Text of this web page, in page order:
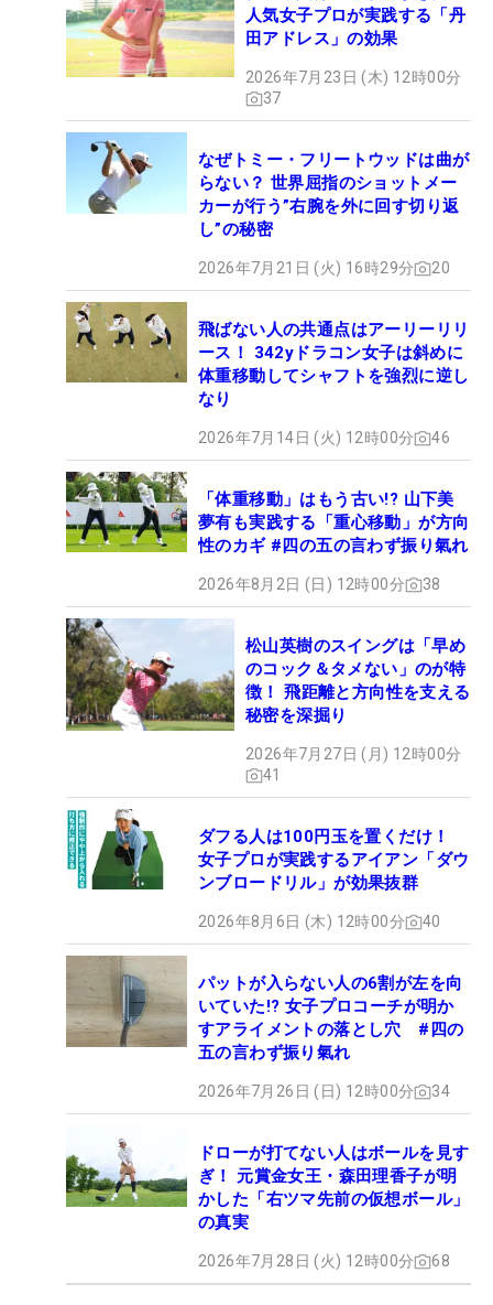
人気女子プロが実践する「丹
田アドレス」の効果
2026年7月23日 (木) 12時00分
37
なぜトミー・フリートウッドは曲が
らない？ 世界屈指のショットメー
カーが行う”右腕を外に回す切り返
し”の秘密
2026年7月21日 (火) 16時29分 20
飛ばない人の共通点はアーリーリリ
ース！ 342yドラコン女子は斜めに
体重移動してシャフトを強烈に逆し
なり
2026年7月14日 (火) 12時00分 46
「体重移動」はもう古い!? 山下美
夢有も実践する「重心移動」が方向
性のカギ #四の五の言わず振り氣れ
2026年8月2日 (日) 12時00分 38
松山英樹のスイングは「早め
のコック＆タメない」のが特
徴！ 飛距離と方向性を支える
秘密を深掘り
2026年7月27日 (月) 12時00分
41
ダフる人は100円玉を置くだけ！
女子プロが実践するアイアン「ダウ
ンブロードリル」が効果抜群
2026年8月6日 (木) 12時00分 40
パットが入らない人の6割が左を向
いていた!? 女子プロコーチが明か
すアライメントの落とし穴 #四の
五の言わず振り氣れ
2026年7月26日 (日) 12時00分 34
ドローが打てない人はボールを見す
ぎ！ 元賞金女王・森田理香子が明
かした「右ツマ先前の仮想ボール」
の真実
2026年7月28日 (火) 12時00分 68